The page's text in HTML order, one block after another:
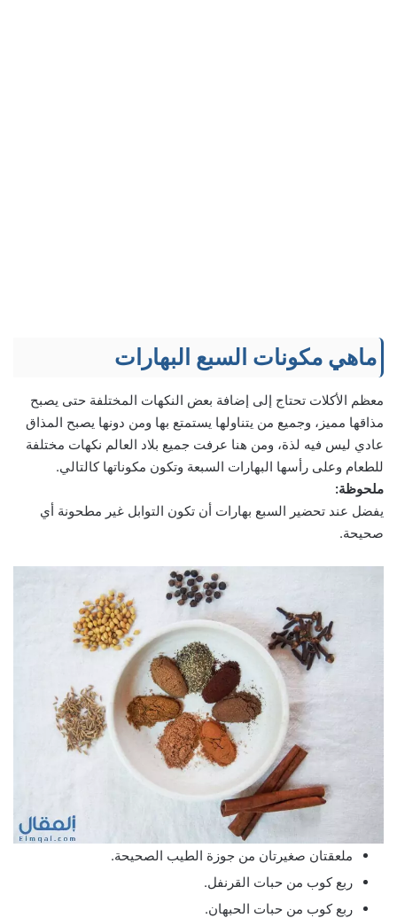
ماهي مكونات السبع البهارات
معظم الأكلات تحتاج إلى إضافة بعض النكهات المختلفة حتى يصبح
مذاقها مميز، وجميع من يتناولها يستمتع بها ومن دونها يصبح المذاق
عادي ليس فيه لذة، ومن هنا عرفت جميع بلاد العالم نكهات مختلفة
للطعام وعلى رأسها البهارات السبعة وتكون مكوناتها كالتالي.
ملحوظة:
يفضل عند تحضير السبع بهارات أن تكون التوابل غير مطحونة أي
صحيحة.
ملعقتان صغيرتان من جوزة الطيب الصحيحة.
ربع كوب من حبات القرنفل.
ربع كوب من حبات الحبهان.